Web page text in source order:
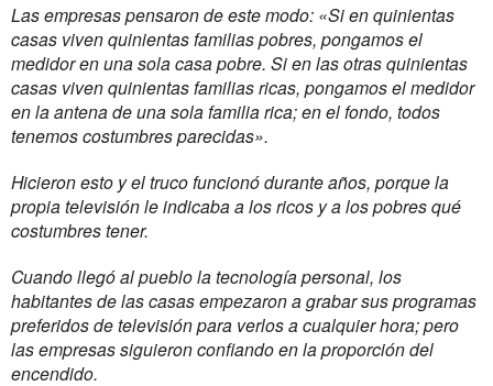
Las empresas pensaron de este modo: «Si en quinientas
casas viven quinientas familias pobres, pongamos el
medidor en una sola casa pobre. Si en las otras quinientas
casas viven quinientas familias ricas, pongamos el medidor
en la antena de una sola familia rica; en el fondo, todos
tenemos costumbres parecidas».
Hicieron esto y el truco funcionó durante años, porque la
propia televisión le indicaba a los ricos y a los pobres qué
costumbres tener.
Cuando llegó al pueblo la tecnología personal, los
habitantes de las casas empezaron a grabar sus programas
preferidos de televisión para verlos a cualquier hora; pero
las empresas siguieron confiando en la proporción del
encendido.